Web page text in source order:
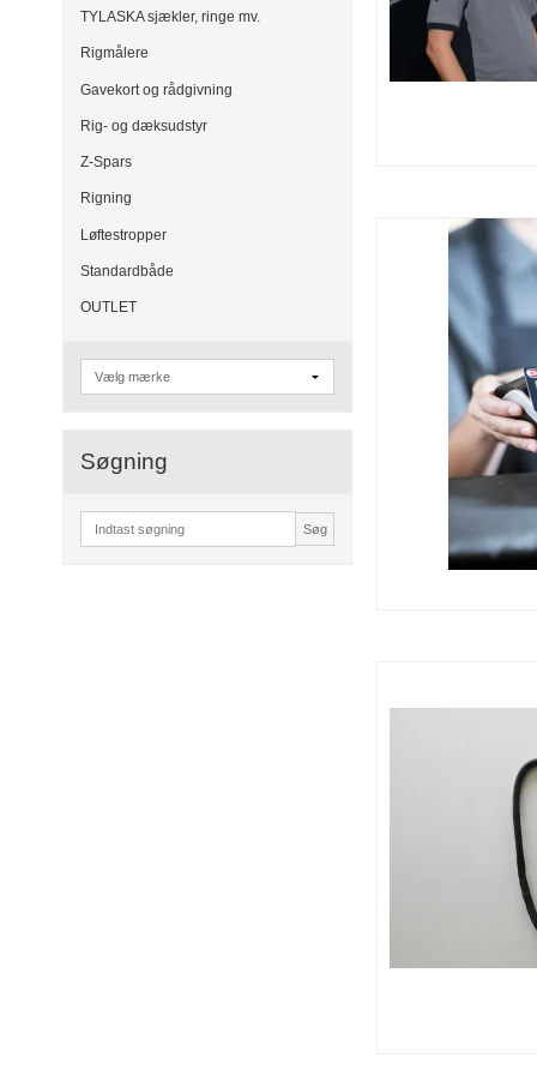
TYLASKA sjækler, ringe mv.
Rigmålere
Gavekort og rådgivning
Rig- og dæksudstyr
Z-Spars
Rigning
Løftestropper
Standardbåde
OUTLET
Søgning
Søg